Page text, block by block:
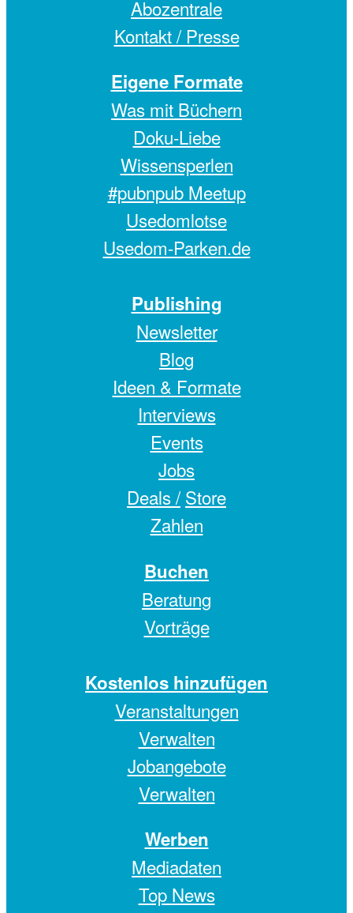
Abozentrale
Kontakt / Presse
Eigene Formate
Was mit Büchern
Doku-Liebe
Wissensperlen
#pubnpub Meetup
Usedomlotse
Usedom-Parken.de
Publishing
Newsletter
Blog
Ideen & Formate
Interviews
Events
Jobs
Deals / Store
Zahlen
Buchen
Beratung
Vorträge
Kostenlos hinzufügen
Veranstaltungen
Verwalten
Jobangebote
Verwalten
Werben
Mediadaten
Top News